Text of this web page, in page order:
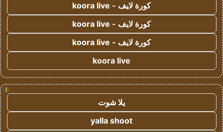
كورة لايف - koora live
كورة لايف - koora live
كورة لايف - koora live
koora live
!
يلا شوت
yalla shoot